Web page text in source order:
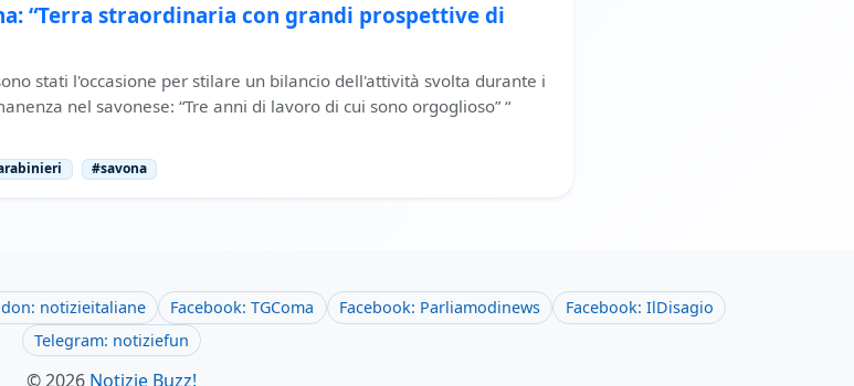
“Terra straordinaria con grandi prospettive di
stati l'occasione per stilare un bilancio dell'attività svolta durante i
nel savonese: “Tre anni di lavoro di cui sono orgoglioso” “
#savona
notizieitaliane Facebook: TGComa Facebook: Parliamodinews
Facebook: IlDisagio
Telegram: notiziefun
© 2026 Notizie Buzz!